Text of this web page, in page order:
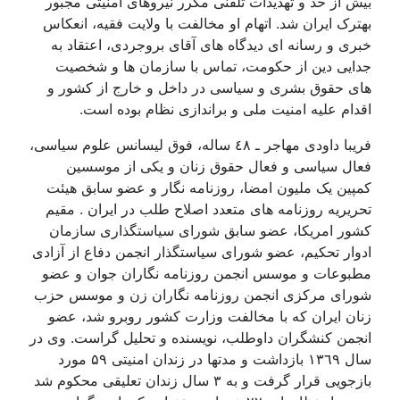
بهترک ايران شد. اتهام او مخالفت با ولايت فقيه، انعکاس
خبری و رسانه ای ديدگاه های آقای بروجردی، اعتقاد به
جدايی دين از حکومت، تماس با سازمان ها و شخصيت
های حقوق بشری و سياسی در داخل و خارج از کشور و
اقدام عليه امنيت ملی و براندازی نظام بوده است.
فريبا داودی مهاجر ـ ٤۸ سالە، فوق ليسانس علوم سياسی،
فعال سياسی و فعال حقوق زنان و يکی از موسسين
کمپين يک مليون امضا، روزنامه نگار و عضو سابق هيئت
تحريريه روزنامه های متعدد اصلاح طلب در ايران . مقيم
کشور امريکا، عضو سابق شورای سياستگذاری سازمان
ادوار تحکيم، عضو شورای سياستگذار انجمن دفاع از آزادی
مطبوعات و موسس انجمن روزنامه نگاران جوان و عضو
شورای مرکزی انجمن روزنامه نگاران زن و موسس حزب
زنان ايران که با مخالفت وزارت کشور روبرو شد، عضو
انجمن کنشگران داوطلب، نويسنده و تحليل گراست. وی در
سال ۱۳٦۹ بازداشت و مدتها در زندان امنيتی ۵۹ مورد
بازجويی قرار گرفت و به ۳ سال زندان تعليقی محکوم شد